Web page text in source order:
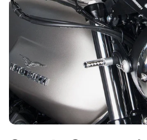
h
e
m
e
n
B
l
u
e